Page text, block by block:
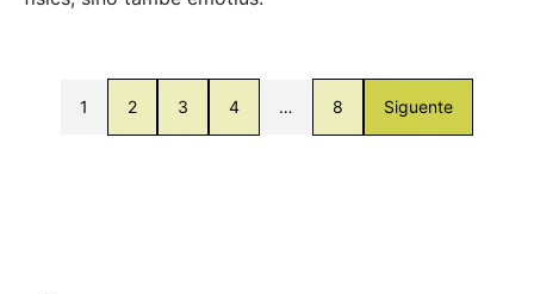
1 2 3 4 … 8 Siguente